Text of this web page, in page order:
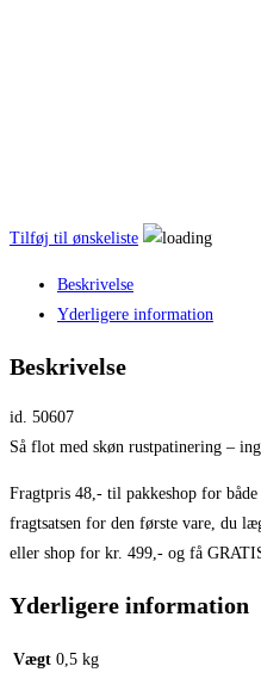
Tilføj til ønskeliste
Beskrivelse
Yderligere information
Beskrivelse
id. 50607
Så flot med skøn rustpatinering –
Fragtpris 48,- til pakkeshop for
fragtsatsen for den første vare, du
eller shop for kr. 499,- og få
Yderligere information
Vægt 0,5 kg